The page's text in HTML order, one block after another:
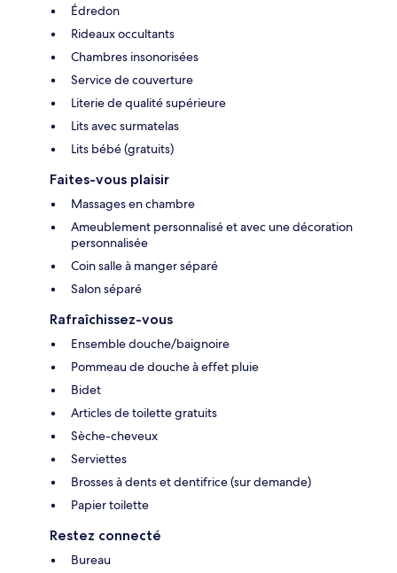
Édredon
Rideaux occultants
Chambres insonorisées
Service de couverture
Literie de qualité supérieure
Lits avec surmatelas
Lits bébé (gratuits)
Faites-vous plaisir
Massages en chambre
Ameublement personnalisé et avec une décoration
personnalisée
Coin salle à manger séparé
Salon séparé
Rafraîchissez-vous
Ensemble douche/baignoire
Pommeau de douche à effet pluie
Bidet
Articles de toilette gratuits
Sèche-cheveux
Serviettes
Brosses à dents et dentifrice (sur demande)
Papier toilette
Restez connecté
Bureau